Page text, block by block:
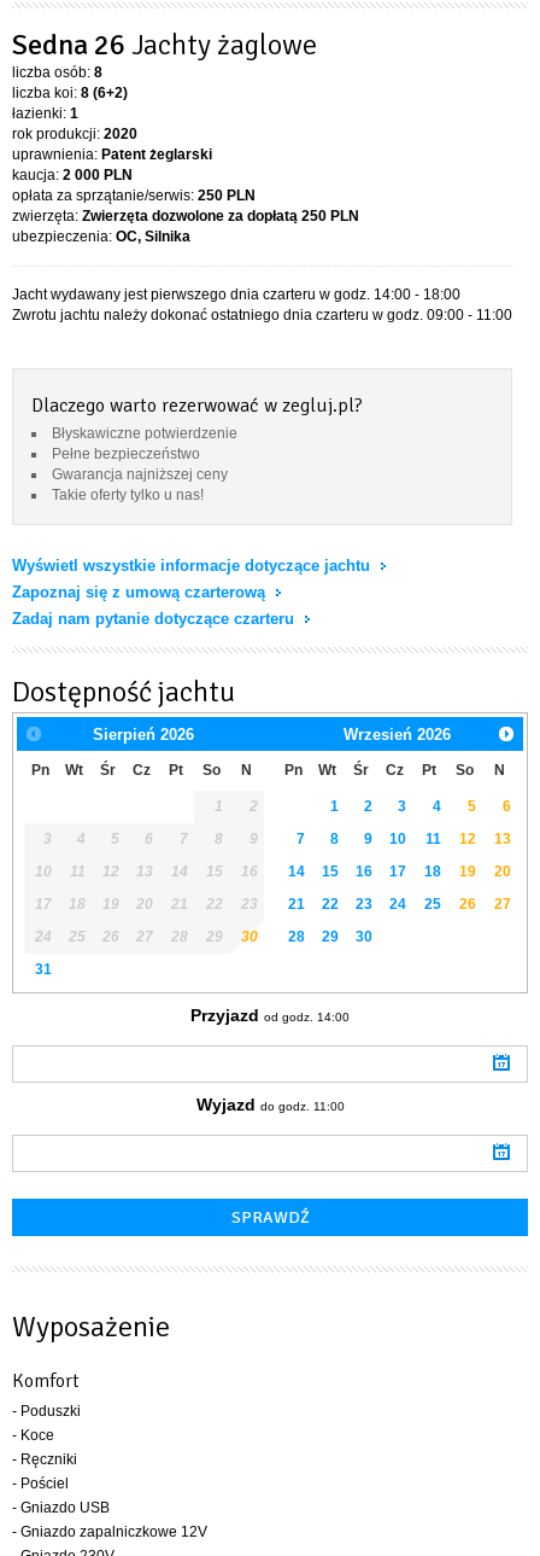
Sedna 26 Jachty żaglowe
liczba osób: 8
liczba koi: 8 (6+2)
łazienki: 1
rok produkcji: 2020
uprawnienia: Patent żeglarski
kaucja: 2 000 PLN
opłata za sprzątanie/serwis: 250 PLN
zwierzęta: Zwierzęta dozwolone za dopłatą 250 PLN
ubezpieczenia: OC, Silnika
Jacht wydawany jest pierwszego dnia czarteru w godz. 14:00 - 18:00
Zwrotu jachtu należy dokonać ostatniego dnia czarteru w godz. 09:00 - 11:00
Dlaczego warto rezerwować w zegluj.pl?
Błyskawiczne potwierdzenie
Pełne bezpieczeństwo
Gwarancja najniższej ceny
Takie oferty tylko u nas!
Wyświetl wszystkie informacje dotyczące jachtu
Zapoznaj się z umową czarterową
Zadaj nam pytanie dotyczące czarteru
Dostępność jachtu
Sierpień 2026
Pn Wt Śr Cz Pt So N
1
2
3
4 5 6 7 8
9
10
11 12 13 14 15
16
17
18 19 20 21 22
23
24
25 26 27 28 29
30
31
Wrzesień 2026
Pn Wt Śr Cz Pt So N
1 2 3 4 5
6
7
8 9 10 11 12
13
14
15 16 17 18 19
20
21
22 23 24 25 26
27
28
29 30
Przyjazd od godz. 14:00
Wyjazd do godz. 11:00
Wyposażenie
Komfort
- Poduszki
- Koce
- Ręczniki
- Pościel
- Gniazdo USB
- Gniazdo zapalniczkowe 12V